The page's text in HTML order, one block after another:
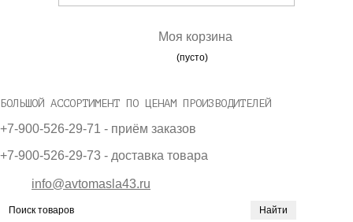
Моя корзина
(пусто)
БОЛЬШОЙ АССОРТИМЕНТ ПО ЦЕНАМ ПРОИЗВОДИТЕЛЕЙ
+7-900-526-29-71 - приём заказов
+7-900-526-29-73 - доставка товара
info@avtomasla43.ru